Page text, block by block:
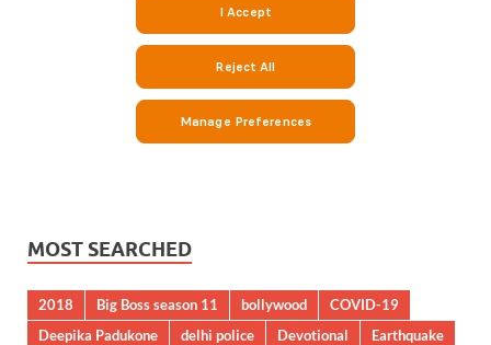
MOST SEARCHED
2018 Big Boss season 11 bollywood
COVID-19
Deepika Padukone
delhi police Devotional
Earthquake